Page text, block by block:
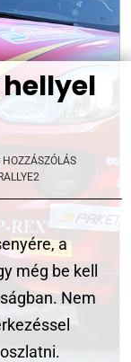
HOZZÁSZÓLÁS
RALLYE2
a
még be kell
Nem